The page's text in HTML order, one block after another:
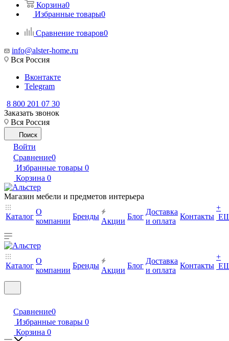
Корзина0
Избранные товары0
Сравнение товаров0
info@alster-home.ru
Вся Россия
Вконтакте
Telegram
8 800 201 07 30
Заказать звонок
Вся Россия
Поиск
Войти
Сравнение0
Избранные товары 0
Корзина 0
Магазин мебели и предметов интерьера
Каталог
О
компании
Бренды
Акции
Блог
Доставка
и оплата
Контакты
+
Каталог
О
компании
Бренды
Акции
Блог
Доставка
и оплата
Контакты
+
Сравнение0
Избранные товары 0
Корзина 0